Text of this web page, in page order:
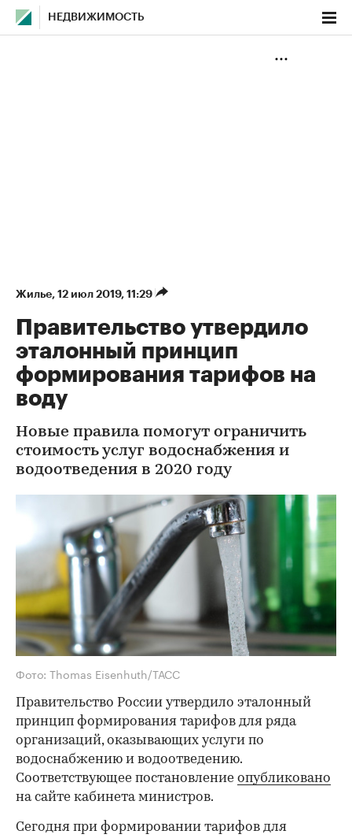
НЕДВИЖИМОСТЬ
Жилье⁠, 12 июл 2019, 11:29
Правительство утвердило
эталонный принцип
формирования тарифов на
воду
Новые правила помогут ограничить
стоимость услуг водоснабжения и
водоотведения в 2020 году
Фото: Thomas Eisenhuth/ТАСС
Правительство России утвердило эталонный
принцип формирования тарифов для ряда
организаций, оказывающих услуги по
водоснабжению и водоотведению.
Соответствующее постановление опубликовано
на сайте кабинета министров.
Сегодня при формировании тарифов для